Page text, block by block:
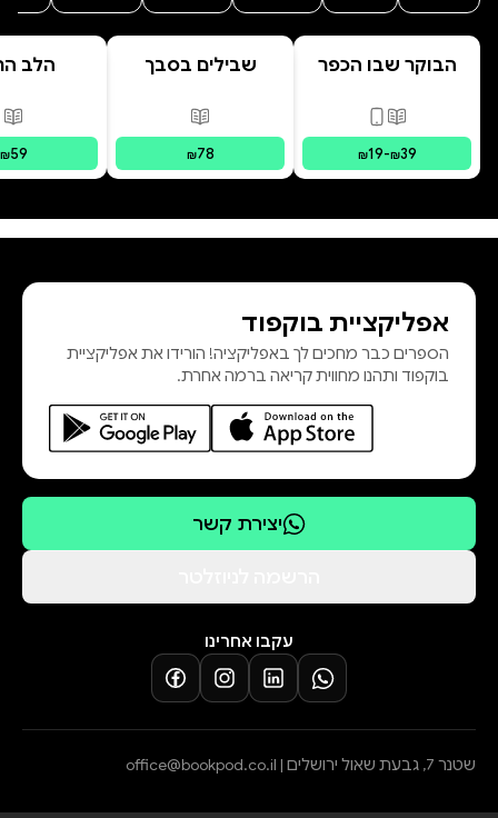
הבוקר שבו הכפר
פורמטים זמינים
מודפס, דיגיטלי
₪19-₪39
שבילים בסבך
פורמטים זמינים מודפס
₪78
הלב
₪59
אפליקציית בוקפוד
הספרים כבר מחכים לך באפליקציה! הורידו את אפליקציית
בוקפוד ותהנו מחווית קריאה ברמה אחרת.
יצירת קשר
עקבו אחרינו
שטנר 7, גבעת שאול ירושלים | office@bookpod.co.il